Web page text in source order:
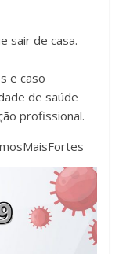
sair de casa.
e caso
de saúde
profissional.